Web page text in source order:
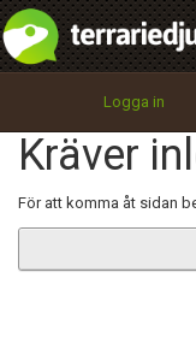
Logga in
Kräver
För att komma åt sidan
integritetspolicy
Namn:
Epost:
Begär nytt lösenord